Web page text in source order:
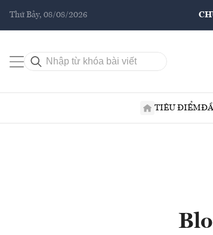
Thứ Bảy, 08/08/2026
TIÊU ĐIỂM